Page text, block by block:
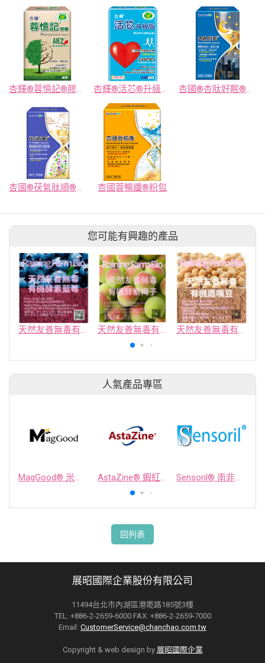
杏輝®蓉憶記®膠囊(健) 杏輝®活芯®升級版軟膠囊(健) 杏國®杏肽好眠®膠囊
杏國蓉暢纖®粉包
您可能有興趣的產品
天然友善無毒有機酵素藍莓 天然友善無毒有機酵素梅子 天然友善無毒有機鷹嘴豆
人氣產品專區
MagGood® 米源鎂® 米糠濃縮物 AstaZine® 蝦紅素 Sensoril® 南非醉茄萃取物
回列表
展昭國際企業股份有限公司
11494台北市內湖區港墘路185號3樓
TEL: +886-2-2659-6000 FAX: +886-2-2659-7000
Email: CustomerService@chanchao.com.tw
Copyright & web design by 展昭國際企業